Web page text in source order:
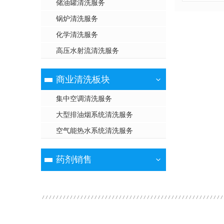
储油罐清洗服务
锅炉清洗服务
化学清洗服务
高压水射流清洗服务
商业清洗板块
集中空调清洗服务
大型排油烟系统清洗服务
空气能热水系统清洗服务
药剂销售